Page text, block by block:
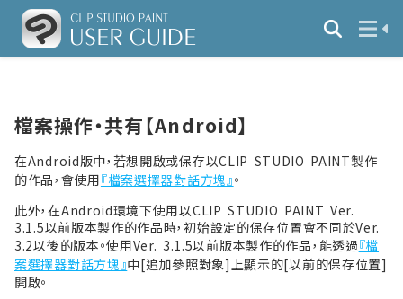
檔案操作・共有【Android】
在Android版中，若想開啟或保存以CLIP STUDIO PAINT製作
的作品，會使用『檔案選擇器對話方塊』。
此外，在Android環境下使用以CLIP STUDIO PAINT Ver.
3.1.5以前版本製作的作品時，初始設定的保存位置會不同於Ver.
3.2以後的版本。使用Ver. 3.1.5以前版本製作的作品，能透過『檔
案選擇器對話方塊』中[追加參照對象]上顯示的[以前的保存位置]
開啟。